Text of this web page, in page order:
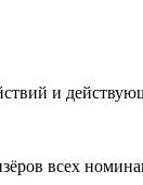
и
всех